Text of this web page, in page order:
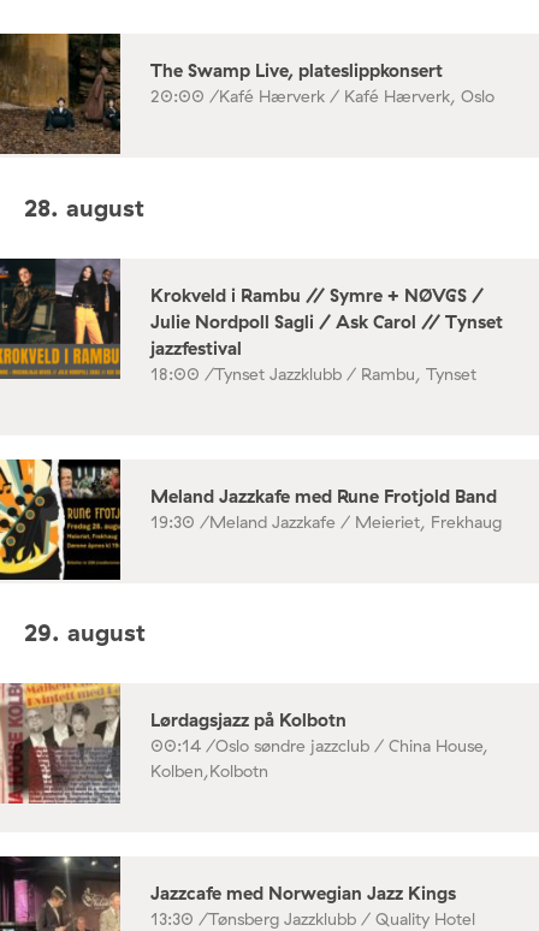
The Swamp Live, plateslippkonsert
20:00 /Kafé Hærverk / Kafé Hærverk, Oslo
28. august
Krokveld i Rambu // Symre + NØVGS /
Julie Nordpoll Sagli / Ask Carol // Tynset
jazzfestival
18:00 /Tynset Jazzklubb / Rambu, Tynset
Meland Jazzkafe med Rune Frotjold Band
19:30 /Meland Jazzkafe / Meieriet, Frekhaug
29. august
Lørdagsjazz på Kolbotn
00:14 /Oslo søndre jazzclub / China House,
Kolben,Kolbotn
Jazzcafe med Norwegian Jazz Kings
13:30 /Tønsberg Jazzklubb / Quality Hotel